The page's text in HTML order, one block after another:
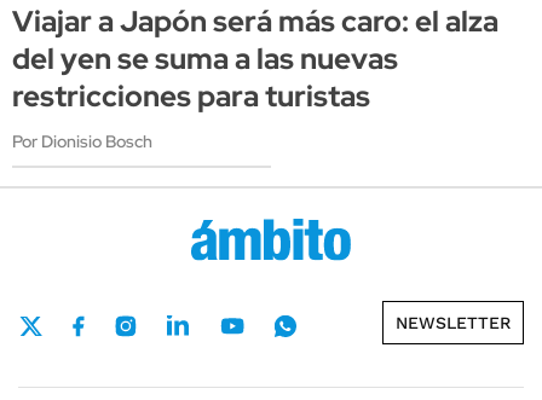
Viajar a Japón será más caro: el alza
del yen se suma a las nuevas
restricciones para turistas
Por Dionisio Bosch
NEWSLETTER